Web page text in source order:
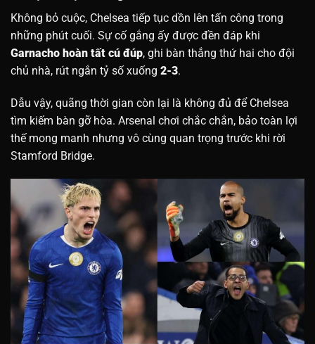
Không bỏ cuộc, Chelsea tiếp tục dồn lên tấn công trong
những phút cuối. Sự cố gắng ấy được đền đáp khi
Garnacho hoàn tất cú đúp, ghi bàn thắng thứ hai cho đội
chủ nhà, rút ngắn tỷ số xuống 2-3.
Dẫu vậy, quãng thời gian còn lại là không đủ để Chelsea
tìm kiếm bàn gỡ hòa. Arsenal chơi chắc chắn, bảo toàn lợi
thế mong manh nhưng vô cùng quan trọng trước khi rời
Stamford Bridge.